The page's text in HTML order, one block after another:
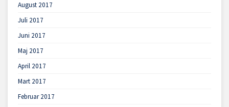
August 2017
Juli 2017
Juni 2017
Maj 2017
April 2017
Mart 2017
Februar 2017